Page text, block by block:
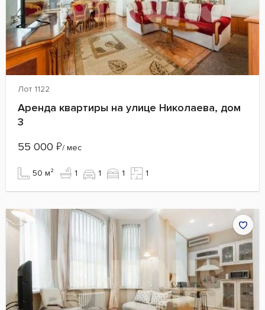
Лот 1122
Аренда квартиры на улице Николаева, дом
3
55 000 ₽/ мес
50 м² 1 1 1 1